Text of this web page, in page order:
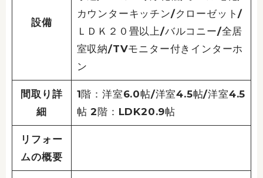
設備
カウンターキッチン/クローゼット/
ＬＤＫ２０畳以上/バルコニー/全居
室収納/TVモニター付きインターホ
ン
間取り詳
細
1階：洋室6.0帖/洋室4.5帖/洋室4.5
帖 2階：LDK20.9帖
リフォー
ムの概要